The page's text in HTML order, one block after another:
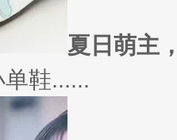
夏日萌主
鞋......